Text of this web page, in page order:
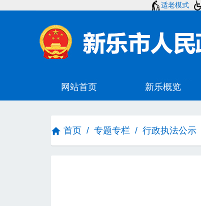
适老模式
首页 / 专题专栏 / 行政执法公示